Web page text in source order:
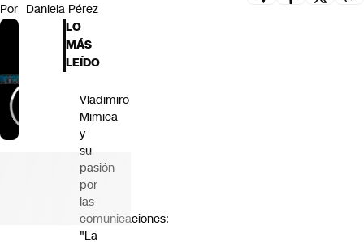
Por Daniela Pérez
LO
MÁS
LEÍDO
Vladimiro
Mimica
y
su
pasión
por
las
comunicaciones:
"La